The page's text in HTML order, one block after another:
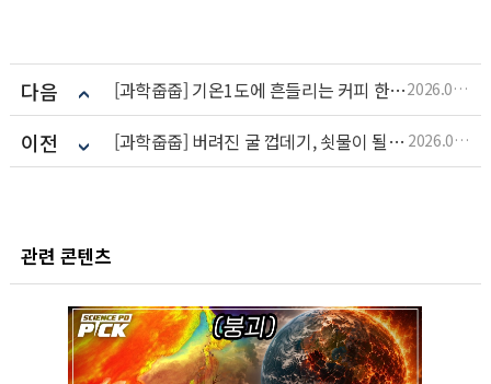
다음 [과학줍줍] 기온1도에 흔들리는 커피 한 잔의 여유 2026.06.22
이전 [과학줍줍] 버려진 굴 껍데기, 쇳물이 될 수 있을까? 2026.06.11
관련 콘텐츠